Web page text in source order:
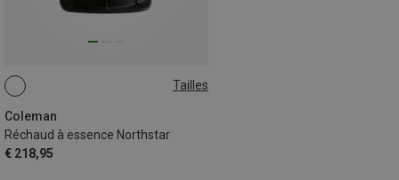
Tailles
Coleman
Réchaud à essence Northstar
€ 218,95
ONE SIZE